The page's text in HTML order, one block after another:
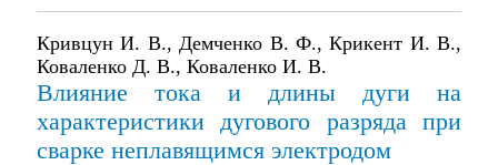
Кривцун И. В., Демченко В. Ф., Крикент И. В.,
Коваленко Д. В., Коваленко И. В.
Влияние тока и длины дуги на
характеристики дугового разряда при
сварке неплавящимся электродом